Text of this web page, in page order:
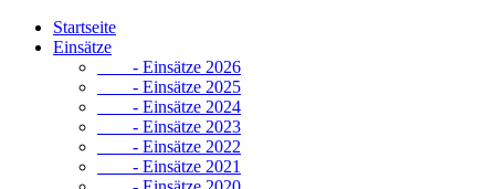
Startseite
Einsätze
- Einsätze 2026
- Einsätze 2025
- Einsätze 2024
- Einsätze 2023
- Einsätze 2022
- Einsätze 2021